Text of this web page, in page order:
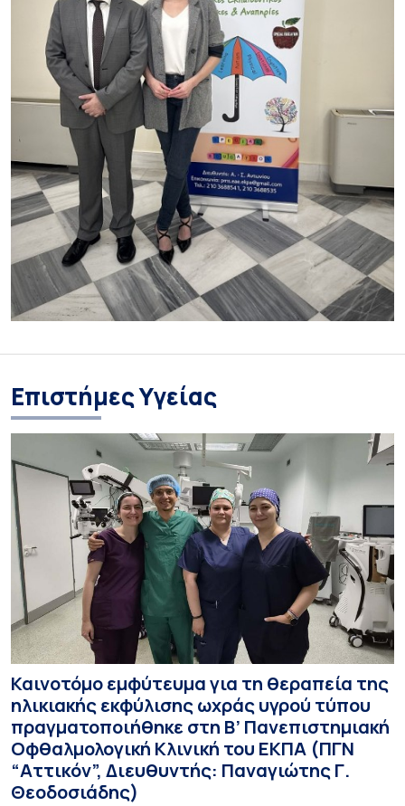
Επιστήμες Υγείας
Καινοτόμο εμφύτευμα για τη θεραπεία της
ηλικιακής εκφύλισης ωχράς υγρού τύπου
πραγματοποιήθηκε στη Β’ Πανεπιστημιακή
Οφθαλμολογική Κλινική του ΕΚΠΑ (ΠΓΝ
“Αττικόν”, Διευθυντής: Παναγιώτης Γ.
Θεοδοσιάδης)